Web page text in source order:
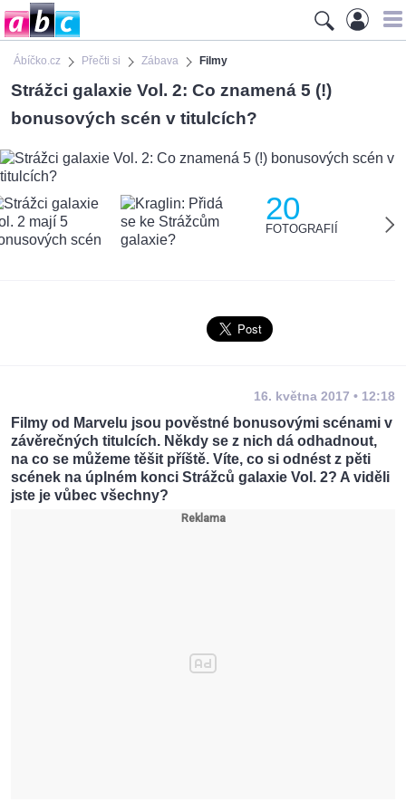
Ábíčko.cz Přečti si Zábava Filmy
Strážci galaxie Vol. 2: Co znamená 5 (!)
bonusových scén v titulcích?
20
FOTOGRAFIÍ
16. května 2017 • 12:18
Filmy od Marvelu jsou pověstné bonusovými scénami v
závěrečných titulcích. Někdy se z nich dá odhadnout,
na co se můžeme těšit příště. Víte, co si odnést z pěti
scének na úplném konci Strážců galaxie Vol. 2? A viděli
jste je vůbec všechny?